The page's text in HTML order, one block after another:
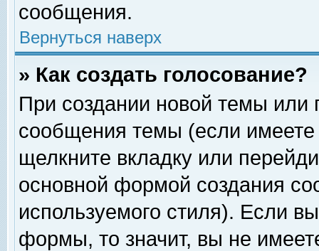
сообщения.
Вернуться наверх
» Как создать голосование?
При создании новой темы или
сообщения темы (если
щелкните вкладку или
основной формой создания
используемого стиля). Если
формы, то значит, вы не